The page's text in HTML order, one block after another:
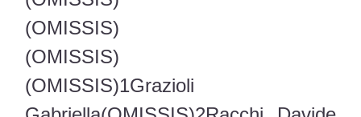
(OMISSIS)
(OMISSIS)
(OMISSIS)1Grazioli